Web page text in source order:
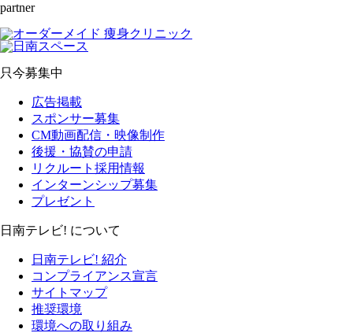
partner
只今募集中
広告掲載
スポンサー募集
CM動画配信・映像制作
後援・協賛の申請
リクルート採用情報
インターンシップ募集
プレゼント
日南テレビ! について
日南テレビ! 紹介
コンプライアンス宣言
サイトマップ
推奨環境
環境への取り組み